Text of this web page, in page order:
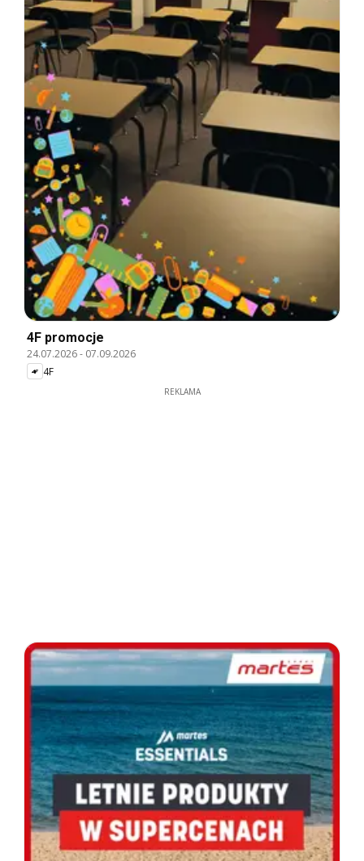
4F promocje
24.07.2026- 07.09.2026
4F
REKLAMA